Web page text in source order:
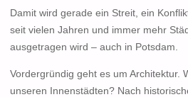
Damit wird gerade ein Streit, ein
seit vielen Jahren und immer mehr
ausgetragen wird – auch in Potsdam.
Vordergründig geht es um Architektur.
unseren Innenstädten? Nach